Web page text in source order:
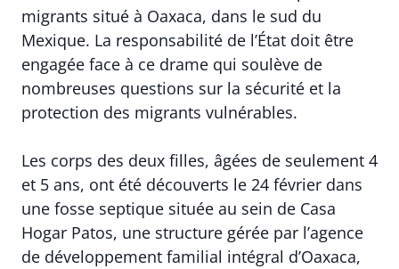
migrants situé à Oaxaca, dans le sud du
Mexique. La responsabilité de l’État doit être
engagée face à ce drame qui soulève de
nombreuses questions sur la sécurité et la
protection des migrants vulnérables.
Les corps des deux filles, âgées de seulement 4
et 5 ans, ont été découverts le 24 février dans
une fosse septique située au sein de Casa
Hogar Patos, une structure gérée par l’agence
de développement familial intégral d’Oaxaca,